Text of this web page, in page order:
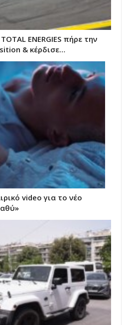
ENERGIES πήρε την
& κέρδισε…
video για το νέο